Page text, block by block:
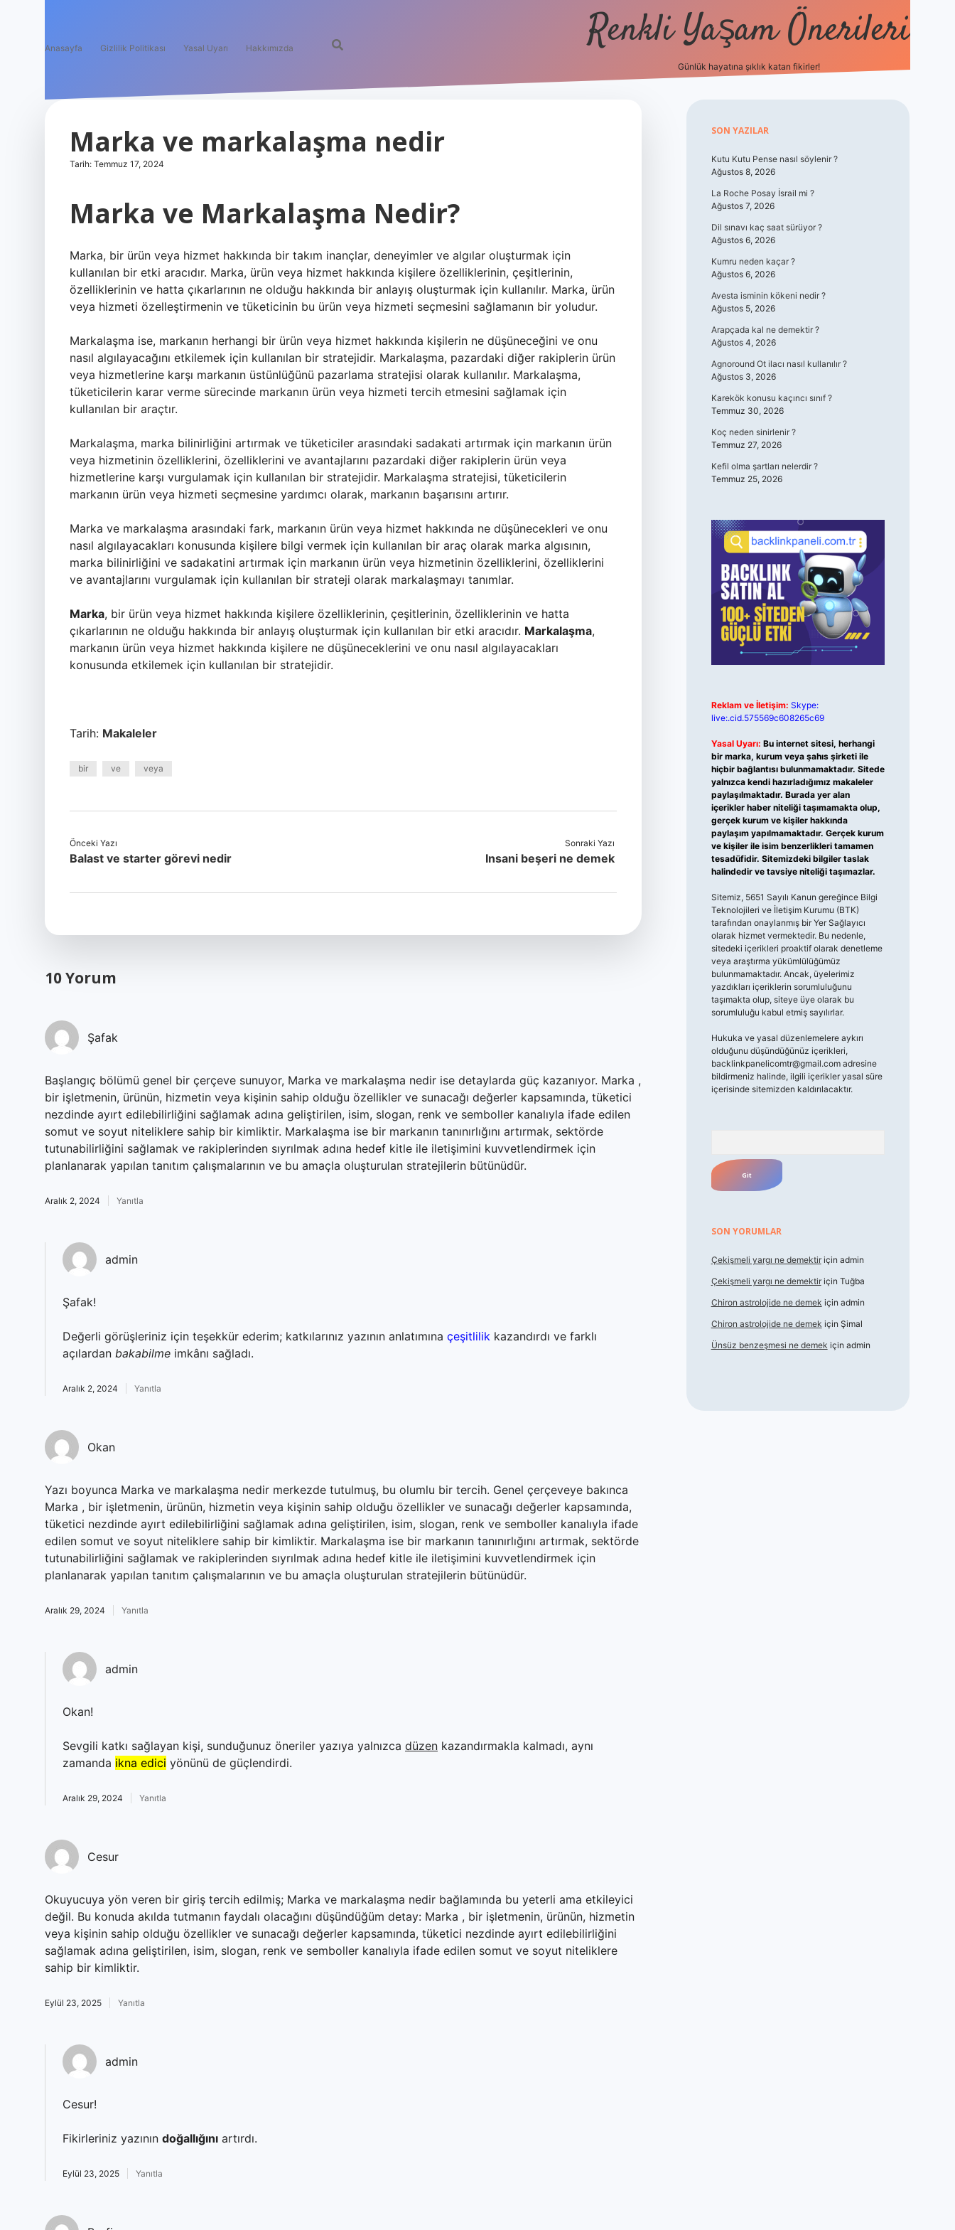
Anasayfa Gizlilik Politikası Yasal Uyarı Hakkımızda Renkli Yaşam Önerileri
Günlük hayatına şıklık katan fikirler!
Marka ve markalaşma nedir
Tarih: Temmuz 17, 2024
Marka ve Markalaşma Nedir?
Marka, bir ürün veya hizmet hakkında bir takım inançlar, deneyimler ve algılar oluşturmak için
kullanılan bir etki aracıdır. Marka, ürün veya hizmet hakkında kişilere özelliklerinin, çeşitlerinin,
özelliklerinin ve hatta çıkarlarının ne olduğu hakkında bir anlayış oluşturmak için kullanılır. Marka, ürün
veya hizmeti özelleştirmenin ve tüketicinin bu ürün veya hizmeti seçmesini sağlamanın bir yoludur.
Markalaşma ise, markanın herhangi bir ürün veya hizmet hakkında kişilerin ne düşüneceğini ve onu
nasıl algılayacağını etkilemek için kullanılan bir stratejidir. Markalaşma, pazardaki diğer rakiplerin ürün
veya hizmetlerine karşı markanın üstünlüğünü pazarlama stratejisi olarak kullanılır. Markalaşma,
tüketicilerin karar verme sürecinde markanın ürün veya hizmeti tercih etmesini sağlamak için
kullanılan bir araçtır.
Markalaşma, marka bilinirliğini artırmak ve tüketiciler arasındaki sadakati artırmak için markanın ürün
veya hizmetinin özelliklerini, özelliklerini ve avantajlarını pazardaki diğer rakiplerin ürün veya
hizmetlerine karşı vurgulamak için kullanılan bir stratejidir. Markalaşma stratejisi, tüketicilerin
markanın ürün veya hizmeti seçmesine yardımcı olarak, markanın başarısını artırır.
Marka ve markalaşma arasındaki fark, markanın ürün veya hizmet hakkında ne düşünecekleri ve onu
nasıl algılayacakları konusunda kişilere bilgi vermek için kullanılan bir araç olarak marka algısının,
marka bilinirliğini ve sadakatini artırmak için markanın ürün veya hizmetinin özelliklerini, özelliklerini
ve avantajlarını vurgulamak için kullanılan bir strateji olarak markalaşmayı tanımlar.
Marka, bir ürün veya hizmet hakkında kişilere özelliklerinin, çeşitlerinin, özelliklerinin ve hatta
çıkarlarının ne olduğu hakkında bir anlayış oluşturmak için kullanılan bir etki aracıdır. Markalaşma,
markanın ürün veya hizmet hakkında kişilere ne düşüneceklerini ve onu nasıl algılayacakları
konusunda etkilemek için kullanılan bir stratejidir.
Tarih: Makaleler
bir ve veya
Önceki Yazı
Balast ve starter görevi nedir
Sonraki Yazı
Insani beşeri ne demek
10 Yorum
Şafak
Başlangıç bölümü genel bir çerçeve sunuyor, Marka ve markalaşma nedir ise detaylarda güç kazanıyor. Marka ,
bir işletmenin, ürünün, hizmetin veya kişinin sahip olduğu özellikler ve sunacağı değerler kapsamında, tüketici
nezdinde ayırt edilebilirliğini sağlamak adına geliştirilen, isim, slogan, renk ve semboller kanalıyla ifade edilen
somut ve soyut niteliklere sahip bir kimliktir. Markalaşma ise bir markanın tanınırlığını artırmak, sektörde
tutunabilirliğini sağlamak ve rakiplerinden sıyrılmak adına hedef kitle ile iletişimini kuvvetlendirmek için
planlanarak yapılan tanıtım çalışmalarının ve bu amaçla oluşturulan stratejilerin bütünüdür.
Aralık 2, 2024 Yanıtla
admin
Şafak!
Değerli görüşleriniz için teşekkür ederim; katkılarınız yazının anlatımına çeşitlilik kazandırdı ve farklı
açılardan bakabilme imkânı sağladı.
Aralık 2, 2024 Yanıtla
Okan
Yazı boyunca Marka ve markalaşma nedir merkezde tutulmuş, bu olumlu bir tercih. Genel çerçeveye bakınca
Marka , bir işletmenin, ürünün, hizmetin veya kişinin sahip olduğu özellikler ve sunacağı değerler kapsamında,
tüketici nezdinde ayırt edilebilirliğini sağlamak adına geliştirilen, isim, slogan, renk ve semboller kanalıyla ifade
edilen somut ve soyut niteliklere sahip bir kimliktir. Markalaşma ise bir markanın tanınırlığını artırmak, sektörde
tutunabilirliğini sağlamak ve rakiplerinden sıyrılmak adına hedef kitle ile iletişimini kuvvetlendirmek için
planlanarak yapılan tanıtım çalışmalarının ve bu amaçla oluşturulan stratejilerin bütünüdür.
Aralık 29, 2024 Yanıtla
admin
Okan!
Sevgili katkı sağlayan kişi, sunduğunuz öneriler yazıya yalnızca düzen kazandırmakla kalmadı, aynı
zamanda ikna edici yönünü de güçlendirdi.
Aralık 29, 2024 Yanıtla
Cesur
Okuyucuya yön veren bir giriş tercih edilmiş; Marka ve markalaşma nedir bağlamında bu yeterli ama etkileyici
değil. Bu konuda akılda tutmanın faydalı olacağını düşündüğüm detay: Marka , bir işletmenin, ürünün, hizmetin
veya kişinin sahip olduğu özellikler ve sunacağı değerler kapsamında, tüketici nezdinde ayırt edilebilirliğini
sağlamak adına geliştirilen, isim, slogan, renk ve semboller kanalıyla ifade edilen somut ve soyut niteliklere
sahip bir kimliktir.
Eylül 23, 2025 Yanıtla
admin
Cesur!
Fikirleriniz yazının doğallığını artırdı.
Eylül 23, 2025 Yanıtla
Sidebar
SON YAZILAR
Kutu Kutu Pense nasıl söylenir ?
Ağustos 8, 2026
La Roche Posay İsrail mi ?
Ağustos 7, 2026
Dil sınavı kaç saat sürüyor ?
Ağustos 6, 2026
Kumru neden kaçar ?
Ağustos 6, 2026
Avesta isminin kökeni nedir ?
Ağustos 5, 2026
Arapçada kal ne demektir ?
Ağustos 4, 2026
Agnoround Ot ilacı nasıl kullanılır ?
Ağustos 3, 2026
Karekök konusu kaçıncı sınıf ?
Temmuz 30, 2026
Koç neden sinirlenir ?
Temmuz 27, 2026
Kefil olma şartları nelerdir ?
Temmuz 25, 2026
Reklam ve İletişim: Skype:
live:.cid.575569c608265c69
Yasal Uyarı: Bu internet sitesi, herhangi
bir marka, kurum veya şahıs şirketi ile
hiçbir bağlantısı bulunmamaktadır. Sitede
yalnızca kendi hazırladığımız makaleler
paylaşılmaktadır. Burada yer alan
içerikler haber niteliği taşımamakta olup,
gerçek kurum ve kişiler hakkında
paylaşım yapılmamaktadır. Gerçek kurum
ve kişiler ile isim benzerlikleri tamamen
tesadüfidir. Sitemizdeki bilgiler taslak
halindedir ve tavsiye niteliği taşımazlar.
Sitemiz, 5651 Sayılı Kanun gereğince Bilgi
Teknolojileri ve İletişim Kurumu (BTK)
tarafından onaylanmış bir Yer Sağlayıcı
olarak hizmet vermektedir. Bu nedenle,
sitedeki içerikleri proaktif olarak denetleme
veya araştırma yükümlülüğümüz
bulunmamaktadır. Ancak, üyelerimiz
yazdıkları içeriklerin sorumluluğunu
taşımakta olup, siteye üye olarak bu
sorumluluğu kabul etmiş sayılırlar.
Hukuka ve yasal düzenlemelere aykırı
olduğunu düşündüğünüz içerikleri,
backlinkpanelicomtr@gmail.comadresine
bildirmeniz halinde, ilgili içerikler yasal süre
içerisinde sitemizden kaldırılacaktır.
SON YORUMLAR
Çekişmeli yargı ne demektiriçin admin
Çekişmeli yargı ne demektiriçin Tuğba
Chiron astrolojide ne demek için admin
Chiron astrolojide ne demek için Şimal
Ünsüz benzeşmesi ne demek için admin